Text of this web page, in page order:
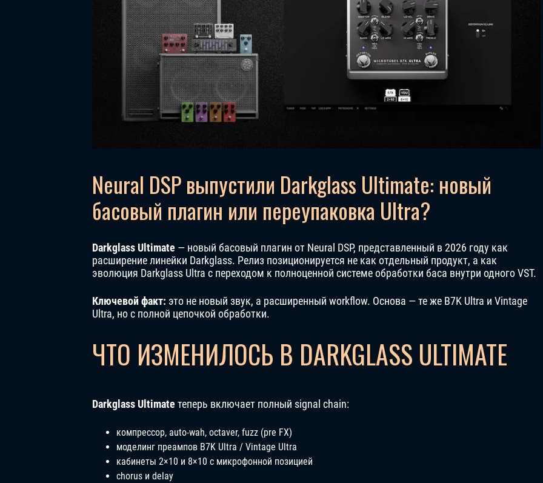
Neural DSP выпустили Darkglass Ultimate: новый
басовый плагин или переупаковка Ultra?
Darkglass Ultimate — новый басовый плагин от Neural DSP, представленный в 2026 году как
расширение линейки Darkglass. Релиз позиционируется не как отдельный продукт, а как
эволюция Darkglass Ultra с переходом к полноценной системе обработки баса внутри одного VST.
Ключевой факт: это не новый звук, а расширенный workflow. Основа — те же B7K Ultra и Vintage
Ultra, но с полной цепочкой обработки.
ЧТО ИЗМЕНИЛОСЬ В DARKGLASS ULTIMATE
Darkglass Ultimateтеперь включает полный signal chain:
компрессор, auto-wah, octaver, fuzz (pre FX)
моделинг преампов B7K Ultra / Vintage Ultra
кабинеты 2×10 и 8×10 с микрофонной позицией
chorus и delay